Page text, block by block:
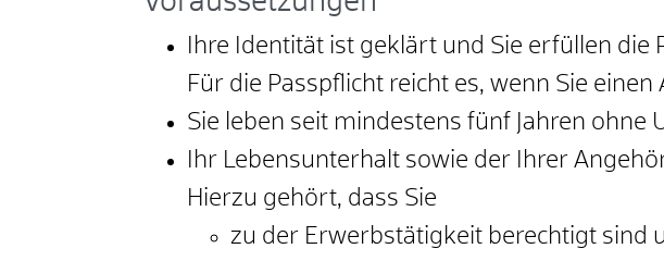
Ihre Identität ist geklärt und Sie erfüllen die
Für die Passpflicht reicht es, wenn Sie einen
Sie leben seit mindestens fünf Jahren
Ihr Lebensunterhalt sowie der Ihrer
Hierzu gehört, dass Sie
zu der Erwerbstätigkeit berechtigt sind